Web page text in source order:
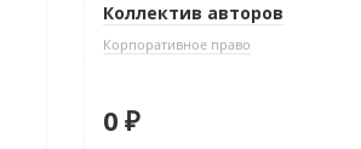
Коллектив авторов
Корпоративное право
0 ₽